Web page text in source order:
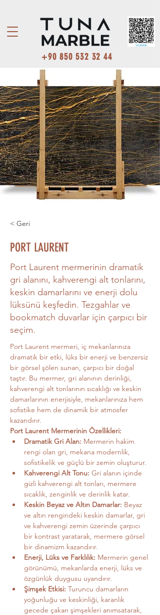
+90 850 532 32 44
< Geri
PORT LAURENT
Port Laurent mermerinin dramatik
gri alanını, kahverengi alt tonlarını,
keskin damarlarını ve enerji dolu
lüksünü keşfedin. Tezgahlar ve
bookmatch duvarlar için çarpıcı bir
seçim.
Port Laurent mermeri, iç mekanlarınıza
dramatik bir etki, lüks bir enerji ve benzersiz
bir görsel şölen sunan, çarpıcı bir doğal
taştır. Bu mermer, gri alanının derinliği,
kahverengi alt tonlarının sıcaklığı ve keskin
damarlarının enerjisiyle, mekanlarınıza hem
sofistike hem de dinamik bir atmosfer
kazandırır.
Port Laurent Mermerinin Özellikleri:
Dramatik Gri Alan: Mermerin hakim
rengi olan gri, mekana modernlik,
sofistikelik ve güçlü bir zemin oluşturur.
Kahverengi Alt Tonu: Gri alanın içinde
gizli kahverengi alt tonları, mermere
sıcaklık, zenginlik ve derinlik katar.
Keskin Beyaz ve Altın Damarlar: Beyaz
ve altın rengindeki keskin damarlar, gri
ve kahverengi zemin üzerinde çarpıcı
bir kontrast yaratarak, mermere görsel
bir dinamizm kazandırır.
Enerji, Lüks ve Farklılık: Mermerin genel
görünümü, mekanlarda enerji, lüks ve
özgünlük duygusu uyandırır.
Şimşek Etkisi: Turuncu damarların
yoğunluğu ve keskinliği, karanlık
gecede çakan şimşekleri anımsatarak,